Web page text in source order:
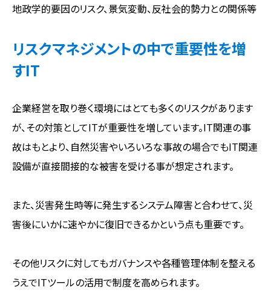
地政学的要因のリスク、景気変動、反社会的勢力との関係等
リスクマネジメントの中で重要性を増
すIT
企業経営を取り巻く環境にはとても多くのリスクがあります
が、その対策としてITが重要性を増しています。IT関連の事
故はもとより、自然災害やいろいろな事故の場合でもIT関連
設備が直接間接的な被害を受ける事が想定されます。
また、災害発生時等に発生するシステム障害と合わせて、災
害後にいかに速やかに復旧できるかという点も重要です。
その他リスクに対してもガバナンスや各種管理体制を整える
うえでITツールの活用で制度を高められます。